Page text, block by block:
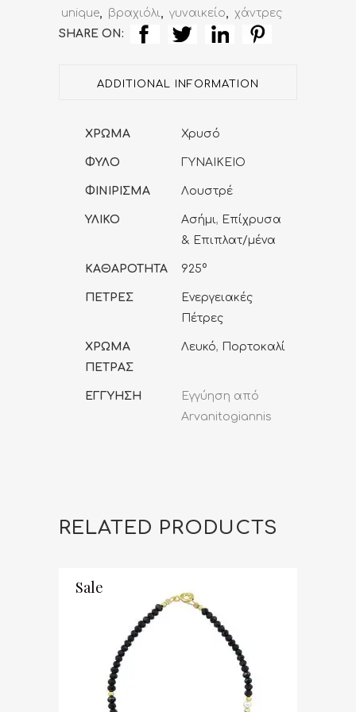
quantity
unique, βραχιόλι, γυναικείο, χάντρες
SHARE ON:
ADDITIONAL INFORMATION
ΧΡΩΜΑ Χρυσό
ΦΥΛΟ ΓΥΝΑΙΚΕΙΟ
ΦΙΝΙΡΙΣΜΑ Λουστρέ
ΥΛΙΚΟ Ασήμι, Επίχρυσα
& Επιπλατ/μένα
ΚΑΘΑΡΟΤΗΤΑ 925°
ΠΕΤΡΕΣ
Ενεργειακές
Πέτρες
ΧΡΩΜΑ
ΠΕΤΡΑΣ
Λευκό, Πορτοκαλί
ΕΓΓΥΗΣΗ
Εγγύηση από
Arvanitogiannis
RELATED PRODUCTS
Sale